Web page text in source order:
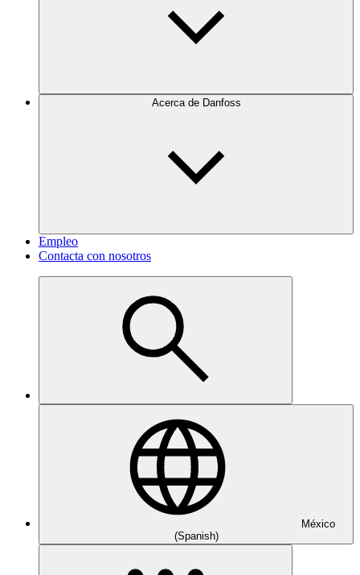
Acerca de Danfoss
Empleo
Contacta con nosotros
México
(Spanish)